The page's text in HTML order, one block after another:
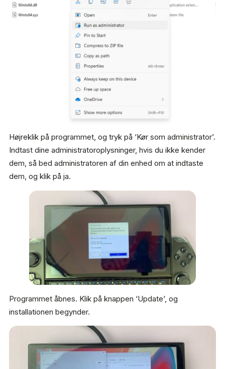
Højreklik på programmet, og tryk på ‘Kør som administrator’.
Indtast dine administratoroplysninger, hvis du ikke kender
dem, så bed administratoren af din enhed om at indtaste
dem, og klik på ja.
Programmet åbnes. Klik på knappen ‘Update’, og
installationen begynder.